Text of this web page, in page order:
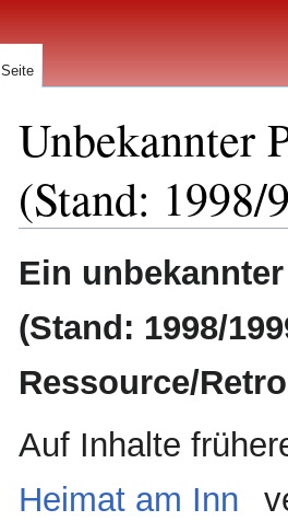
Unbekannter
(Stand: 1998/
Zur
Navigation
Zur
Suche
Ein
(Stand: 1998/
Ressource/
Auf Inhalte
Heimat am Inn
Seite